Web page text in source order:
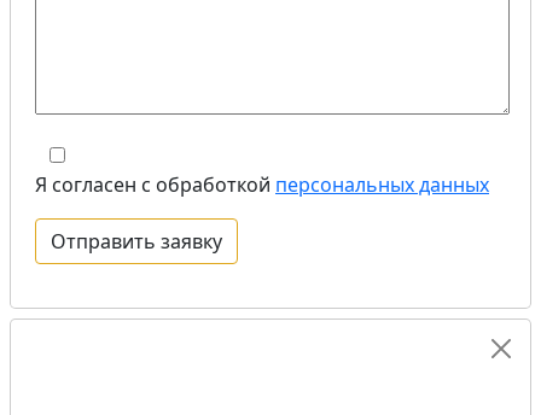
Я согласен с обработкой персональных данных